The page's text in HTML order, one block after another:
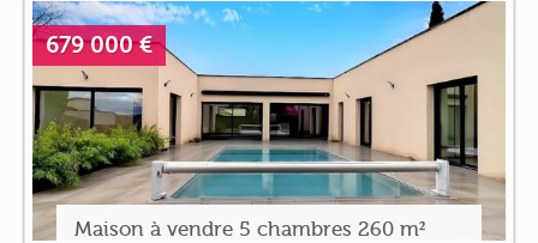
679 000 €
Maison à vendre 5 chambres 260 m²